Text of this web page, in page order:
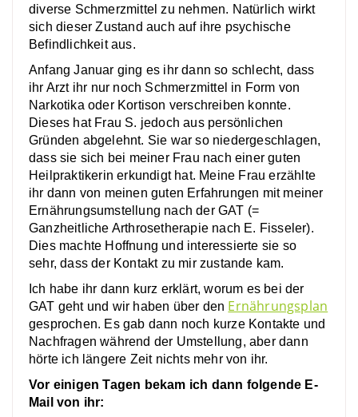
diverse Schmerzmittel zu nehmen. Natürlich wirkt
sich dieser Zustand auch auf ihre psychische
Befindlichkeit aus.
Anfang Januar ging es ihr dann so schlecht, dass
ihr Arzt ihr nur noch Schmerzmittel in Form von
Narkotika oder Kortison verschreiben konnte.
Dieses hat Frau S. jedoch aus persönlichen
Gründen abgelehnt. Sie war so niedergeschlagen,
dass sie sich bei meiner Frau nach einer guten
Heilpraktikerin erkundigt hat. Meine Frau erzählte
ihr dann von meinen guten Erfahrungen mit meiner
Ernährungsumstellung nach der GAT (=
Ganzheitliche Arthrosetherapie nach E. Fisseler).
Dies machte Hoffnung und interessierte sie so
sehr, dass der Kontakt zu mir zustande kam.
Ich habe ihr dann kurz erklärt, worum es bei der
GAT geht und wir haben über den Ernährungsplan
gesprochen. Es gab dann noch kurze Kontakte und
Nachfragen während der Umstellung, aber dann
hörte ich längere Zeit nichts mehr von ihr.
Vor einigen Tagen bekam ich dann folgende E-
Mail von ihr: